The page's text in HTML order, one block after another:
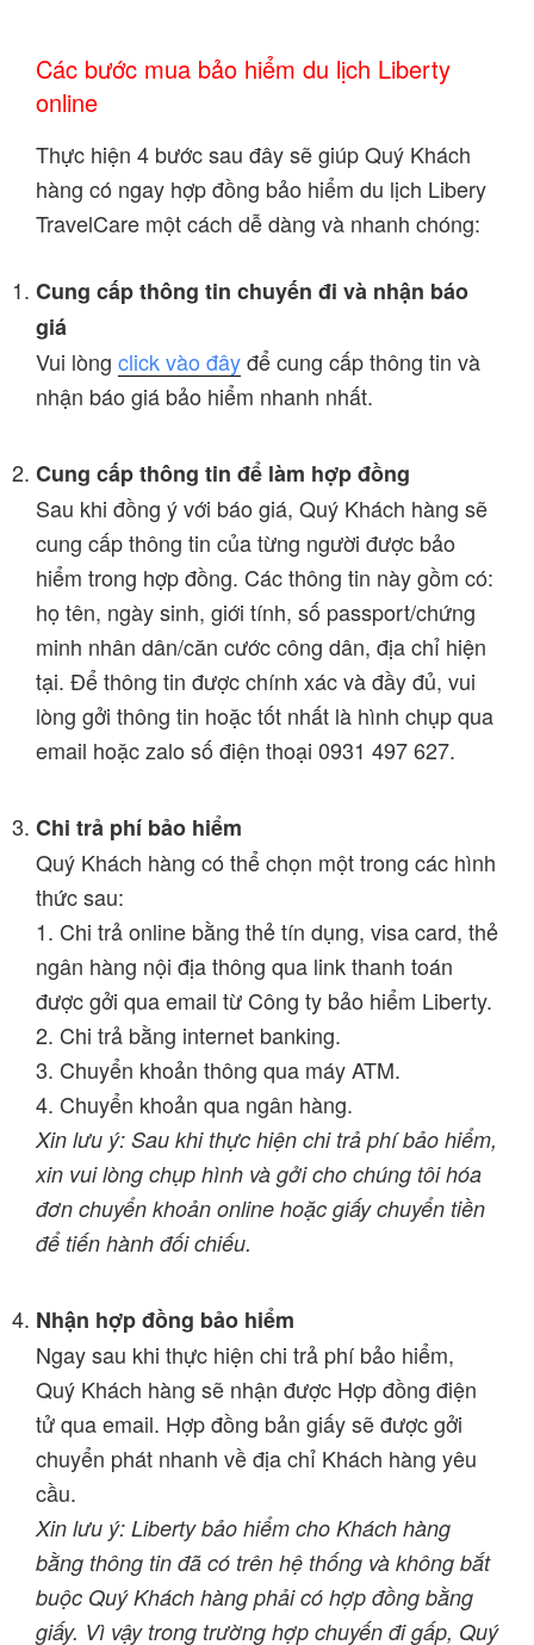
Các bước mua bảo hiểm du lịch Liberty
online
Thực hiện 4 bước sau đây sẽ giúp Quý Khách
hàng có ngay hợp đồng bảo hiểm du lịch Libery
TravelCare một cách dễ dàng và nhanh chóng:
Cung cấp thông tin chuyến đi và nhận báo
giá
Vui lòng click vào đâyđể cung cấp thông tin và
nhận báo giá bảo hiểm nhanh nhất.
Cung cấp thông tin để làm hợp đồng
Sau khi đồng ý với báo giá, Quý Khách hàng sẽ
cung cấp thông tin của từng người được bảo
hiểm trong hợp đồng. Các thông tin này gồm có:
họ tên, ngày sinh, giới tính, số passport/chứng
minh nhân dân/căn cước công dân, địa chỉ hiện
tại. Để thông tin được chính xác và đầy đủ, vui
lòng gởi thông tin hoặc tốt nhất là hình chụp qua
email hoặc zalo số điện thoại 0931 497 627.
Chi trả phí bảo hiểm
Quý Khách hàng có thể chọn một trong các hình
thức sau:
1. Chi trả online bằng thẻ tín dụng, visa card, thẻ
ngân hàng nội địa thông qua link thanh toán
được gởi qua email từ Công ty bảo hiểm Liberty.
2. Chi trả bằng internet banking.
3. Chuyển khoản thông qua máy ATM.
4. Chuyển khoản qua ngân hàng.
Xin lưu ý: Sau khi thực hiện chi trả phí bảo hiểm,
xin vui lòng chụp hình và gởi cho chúng tôi hóa
đơn chuyển khoản online hoặc giấy chuyển tiền
để tiến hành đối chiếu.
Nhận hợp đồng bảo hiểm
Ngay sau khi thực hiện chi trả phí bảo hiểm,
Quý Khách hàng sẽ nhận được Hợp đồng điện
tử qua email. Hợp đồng bản giấy sẽ được gởi
chuyển phát nhanh về địa chỉ Khách hàng yêu
cầu.
Xin lưu ý: Liberty bảo hiểm cho Khách hàng
bằng thông tin đã có trên hệ thống và không bắt
buộc Quý Khách hàng phải có hợp đồng bằng
giấy. Vì vậy trong trường hợp chuyến đi gấp, Quý